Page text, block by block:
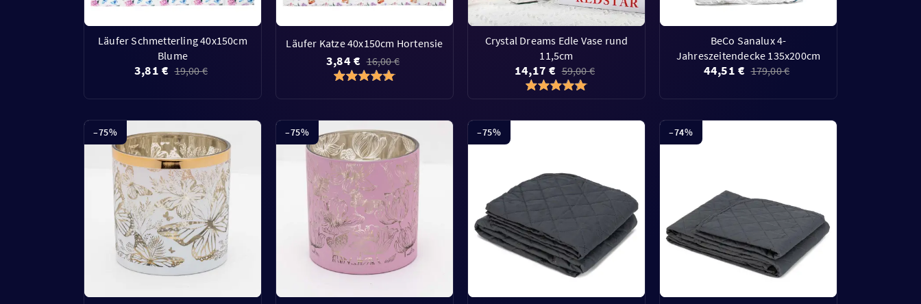
Läufer Schmetterling 40x150cm
Blume
3,81 € 19,00 €
Läufer Katze 40x150cm Hortensie
3,84 € 16,00 €
Crystal Dreams Edle Vase rund
11,5cm
14,17 € 59,00 €
BeCo Sanalux 4-
Jahreszeitendecke 135x200cm
44,51 € 179,00 €
–75% –75% –75% –74%